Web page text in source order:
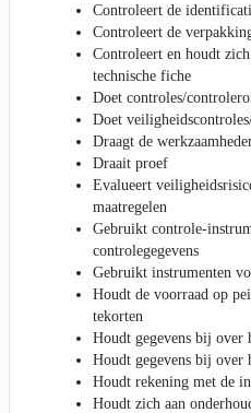
Controleert de
Controleert de
Controleert en houdt
technische fiche
Doet controles/
Doet
Draagt de
Draait proef
Evalueert
maatregelen
Gebruikt controle-
controlegegevens
Gebruikt instrumenten
Houdt de voorraad op
tekorten
Houdt gegevens bij over
Houdt gegevens bij over
Houdt rekening met de
Houdt zich aan